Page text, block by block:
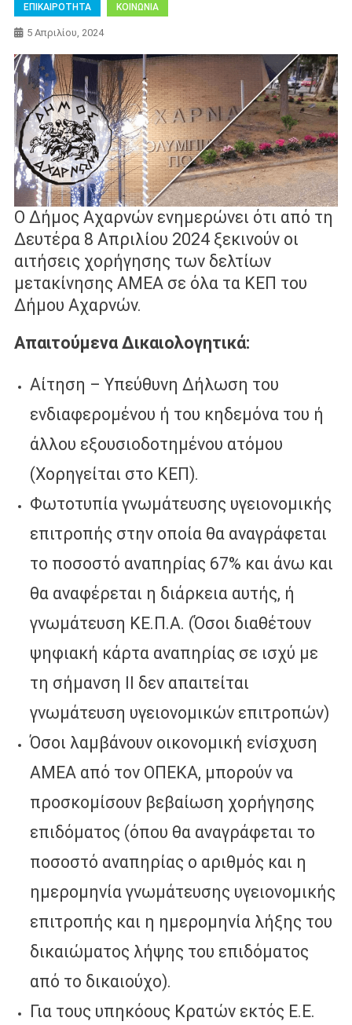
ΕΠΙΚΑΙΡΟΤΗΤΑ ΚΟΙΝΩΝΙΑ
5 Απριλίου, 2024
Ο Δήμος Αχαρνών ενημερώνει ότι από τη
Δευτέρα 8 Απριλίου 2024 ξεκινούν οι
αιτήσεις χορήγησης των δελτίων
μετακίνησης ΑΜΕΑ σε όλα τα ΚΕΠ του
Δήμου Αχαρνών.
Απαιτούμενα Δικαιολογητικά:
Αίτηση – Υπεύθυνη Δήλωση του
ενδιαφερομένου ή του κηδεμόνα του ή
άλλου εξουσιοδοτημένου ατόμου
(Χορηγείται στο ΚΕΠ).
Φωτοτυπία γνωμάτευσης υγειονομικής
επιτροπής στην οποία θα αναγράφεται
το ποσοστό αναπηρίας 67% και άνω και
θα αναφέρεται η διάρκεια αυτής, ή
γνωμάτευση ΚΕ.Π.Α. (Όσοι διαθέτουν
ψηφιακή κάρτα αναπηρίας σε ισχύ με
τη σήμανση ΙΙ δεν απαιτείται
γνωμάτευση υγειονομικών επιτροπών)
Όσοι λαμβάνουν οικονομική ενίσχυση
ΑΜΕΑ από τον ΟΠΕΚΑ, μπορούν να
προσκομίσουν βεβαίωση χορήγησης
επιδόματος (όπου θα αναγράφεται το
ποσοστό αναπηρίας ο αριθμός και η
ημερομηνία γνωμάτευσης υγειονομικής
επιτροπής και η ημερομηνία λήξης του
δικαιώματος λήψης του επιδόματος
από το δικαιούχο).
Για τους υπηκόους Κρατών εκτός Ε.Ε.